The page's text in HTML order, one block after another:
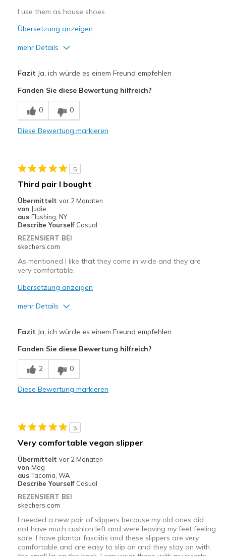
I use them as house shoes
Übersetzung anzeigen
mehr Details
Breathe Well
Comfortable
Geeignete Verwendung
Width
Sizing
Feels true to size
View On Shoes
Fazit Ja, ich würde es einem Freund empfehlen
Fanden Sie diese Bewertung hilfreich?
0 0
Diese Bewertung markieren
5
Third pair I bought
Übermittelt vor 2 Monaten
von Judie
aus Flushing, NY
Describe Yourself Casual
REZENSIERT BEI
skechers.com
As mentioned I like that they come in wide and they are
very comfortable.
Übersetzung anzeigen
mehr Details
Breathe Well
Comfortable
View On Shoes
Shoes are for Wearing
Fazit Ja, ich würde es einem Freund empfehlen
Fanden Sie diese Bewertung hilfreich?
2 0
Diese Bewertung markieren
5
Very comfortable vegan slipper
Übermittelt vor 2 Monaten
von Meg
aus Tacoma, WA
Describe Yourself Casual
REZENSIERT BEI
skechers.com
I needed a new pair of slippers because my old ones did
not have much cushion left and were leaving my feet feeling
sore. I have plantar fasciitis and these slippers are very
comfortable and are easy to slip on and they stay on with